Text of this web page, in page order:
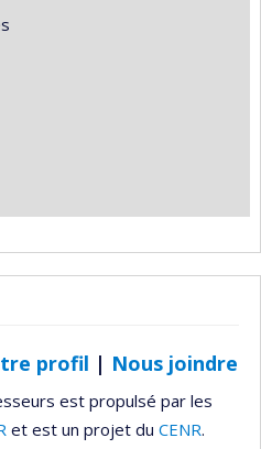
profil | Nous joindre
est propulsé par les
et est un projet du CENR.